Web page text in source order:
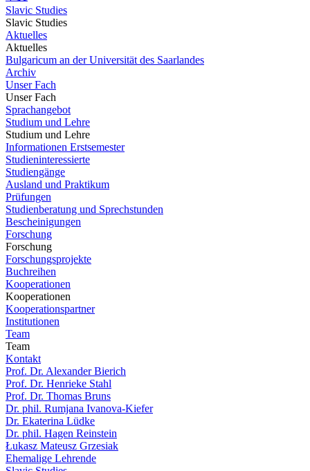
Slavic Studies
Slavic Studies
Aktuelles
Aktuelles
Bulgaricum an der Universität des Saarlandes
Archiv
Unser Fach
Unser Fach
Sprachangebot
Studium und Lehre
Studium und Lehre
Informationen Erstsemester
Studieninteressierte
Studiengänge
Ausland und Praktikum
Prüfungen
Studienberatung und Sprechstunden
Bescheinigungen
Forschung
Forschung
Forschungsprojekte
Buchreihen
Kooperationen
Kooperationen
Kooperationspartner
Institutionen
Team
Team
Kontakt
Prof. Dr. Alexander Bierich
Prof. Dr. Henrieke Stahl
Prof. Dr. Thomas Bruns
Dr. phil. Rumjana Ivanova-Kiefer
Dr. Ekaterina Lüdke
Dr. phil. Hagen Reinstein
Łukasz Mateusz Grzesiak
Ehemalige Lehrende